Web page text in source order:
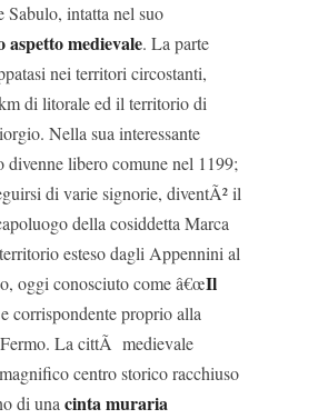
Sabulo, intatta nel suo
aspetto medievale. La parte
nei territori circostanti,
di litorale ed il territorio di
Nella sua interessante
divenne libero comune nel 1199;
di varie signorie, diventÃ² il
della cosiddetta Marca
esteso dagli Appennini al
oggi conosciuto come â€œIl
e corrispondente proprio alla
La cittÃ medievale
centro storico racchiuso
di una cinta muraria